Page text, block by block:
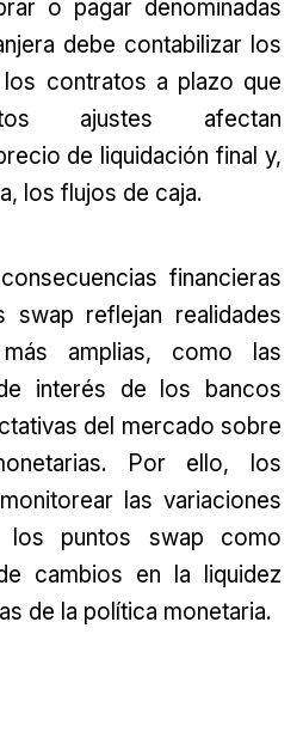
o pagar denominadas
debe contabilizar los
contratos a plazo que
ajustes afectan
de liquidación final y,
los flujos de caja.
financieras
swap reflejan realidades
más amplias, como las
interés de los bancos
del mercado sobre
Por ello, los
las variaciones
puntos swap como
cambios en la liquidez
de la política monetaria.